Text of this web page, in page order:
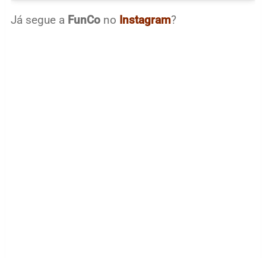
Já segue a FunCono Instagram?